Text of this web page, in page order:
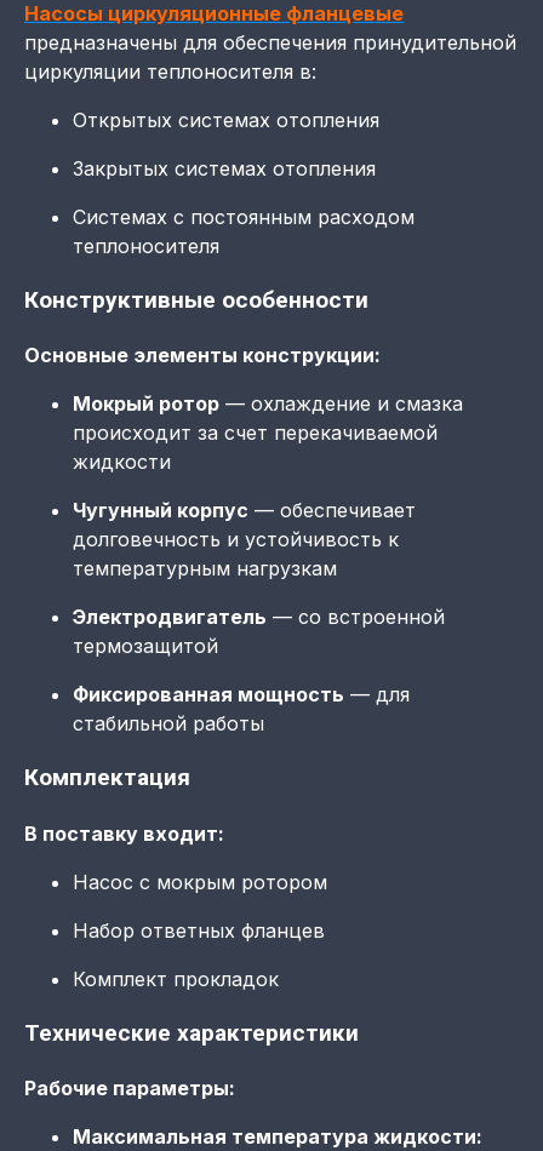
Насосы циркуляционные фланцевые
предназначены для обеспечения принудительной
циркуляции теплоносителя в:
Открытых системах отопления
Закрытых системах отопления
Системах с постоянным расходом
теплоносителя
Конструктивные особенности
Основные элементы конструкции:
Мокрый ротор — охлаждение и смазка
происходит за счет перекачиваемой
жидкости
Чугунный корпус — обеспечивает
долговечность и устойчивость к
температурным нагрузкам
Электродвигатель — со встроенной
термозащитой
Фиксированная мощность — для
стабильной работы
Комплектация
В поставку входит:
Насос с мокрым ротором
Набор ответных фланцев
Комплект прокладок
Технические характеристики
Рабочие параметры:
Максимальная температура жидкости: